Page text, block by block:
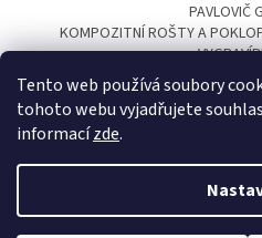
Tento web používá soubory
tohoto webu vyjadřujete
informacízde.
a
PAVLOVIČ
KOMPOZITNÍ ROŠTY A